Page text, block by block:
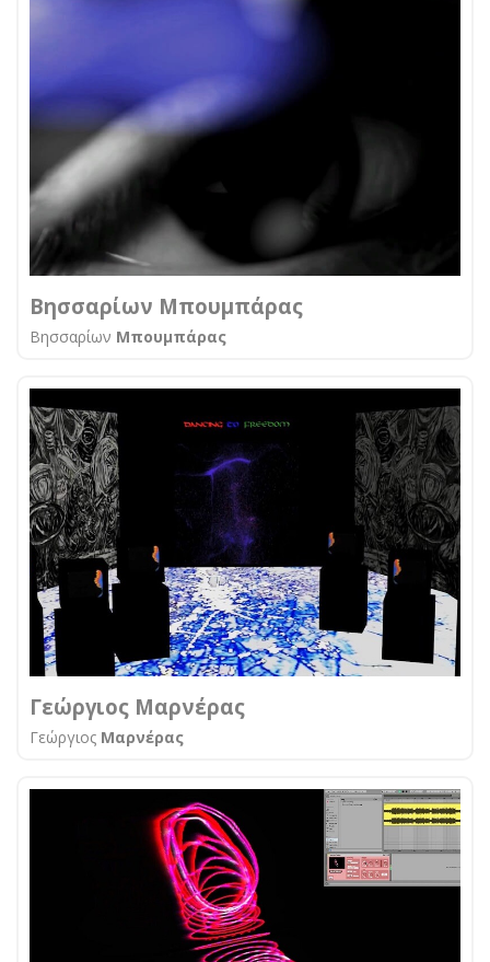
Βησσαρίων Μπουμπάρας
Βησσαρίων Μπουμπάρας
Γεώργιος Μαρνέρας
Γεώργιος Μαρνέρας